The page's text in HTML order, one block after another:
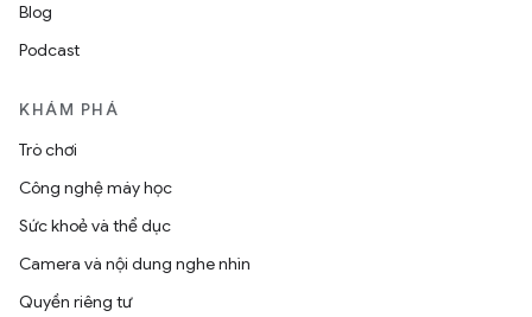
Blog
Podcast
KHÁM PHÁ
Trò chơi
Công nghệ máy học
Sức khoẻ và thể dục
Camera và nội dung nghe nhìn
Quyền riêng tư